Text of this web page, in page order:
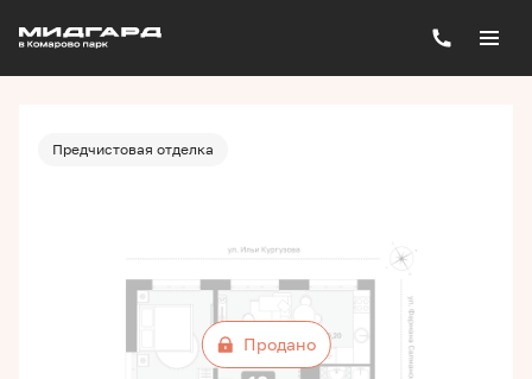
1-комнатная Цена по запросу
Предчистовая отделка
Продано